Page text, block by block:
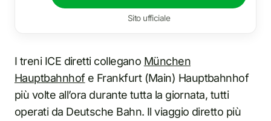
Sito ufficiale
I treni ICE diretti collegano München
Hauptbahnhofe Frankfurt (Main) Hauptbahnhof
più volte all’ora durante tutta la giornata, tutti
operati da Deutsche Bahn. Il viaggio diretto più